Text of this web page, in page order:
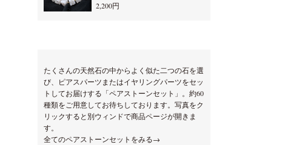
2,200円
たくさんの天然石の中からよく似た二つの石を選
び、ピアスパーツまたはイヤリングパーツをセッ
トしてお届けする「ペアストーンセット」。約60
種類をご用意してお待ちしております。写真をク
リックすると別ウィンドで商品ページが開きま
す。
全てのペアストーンセットをみる→